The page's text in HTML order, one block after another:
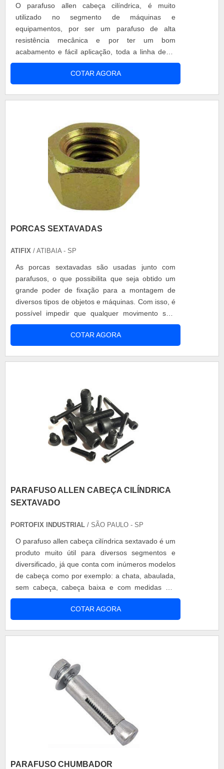
O parafuso allen cabeça cilíndrica, é muito
utilizado no segmento de máquinas e
equipamentos, por ser um parafuso de alta
resistência mecânica e por ter um bom
acabamento e fácil aplicação, toda a linha deste
tipo de parafuso e demais tipos de cabeça como
por exemplo: chata, abaulada, sem cabeça e
cabeça baixa, tem medidas em polegada ou
COTAR AGORA
PORCAS SEXTAVADAS
ATIFIX / ATIBAIA - SP
As porcas sextavadas são usadas junto com
parafusos, o que possibilita que seja obtido um
grande poder de fixação para a montagem de
diversos tipos de objetos e máquinas. Com isso, é
possível impedir que qualquer movimento seja
realizado sem antes remover a porca.
Informações técnicas Para que essas porcas
sejam fabricadas com o máximo de qualidade, é
COTAR AGORA
PARAFUSO ALLEN CABEÇA CILÍNDRICA
SEXTAVADO
PORTOFIX INDUSTRIAL / SÃO PAULO - SP
O parafuso allen cabeça cilíndrica sextavado é um
produto muito útil para diversos segmentos e
diversificado, já que conta com inúmeros modelos
de cabeça como por exemplo: a chata, abaulada,
sem cabeça, cabeça baixa e com medidas em
polegada ou milímetros. Principais utilizações O
parafuso sextavado, é muito utilizado no
segmento de máquinas e acessórios, por ser um
COTAR AGORA
PARAFUSO CHUMBADOR